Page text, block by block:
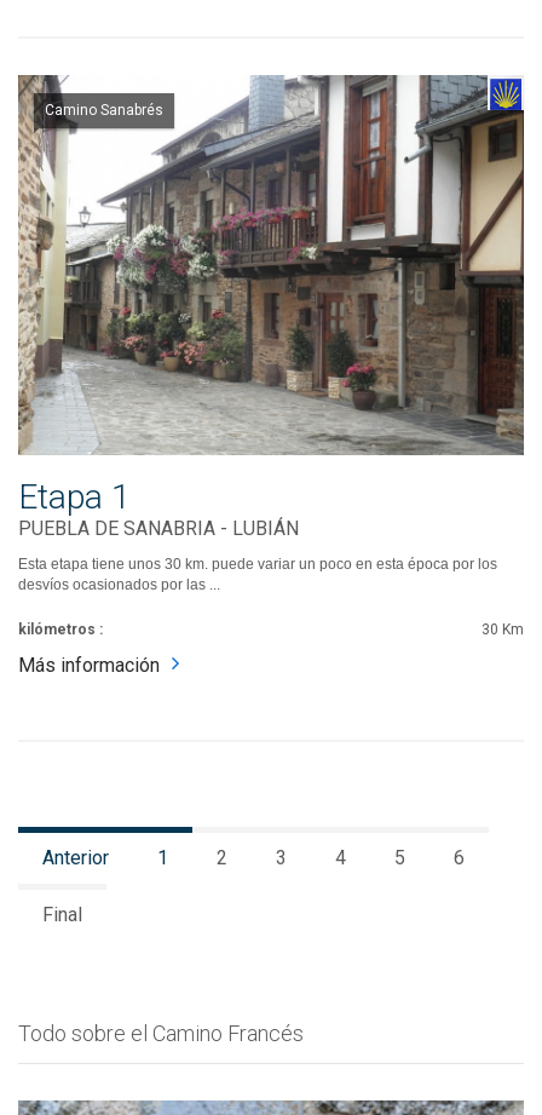
Camino Sanabrés
Etapa 1
PUEBLA DE SANABRIA - LUBIÁN
Esta etapa tiene unos 30 km. puede variar un poco en esta época por los
desvíos ocasionados por las ...
kilómetros : 30 Km
Más información
Anterior 1 2 3 4 5 6
Final
Todo sobre el Camino Francés